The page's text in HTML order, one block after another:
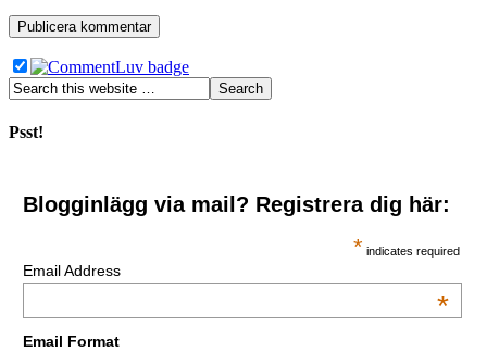
Psst!
Blogginlägg via mail? Registrera dig här:
* indicates required
Email Address
*
Email Format